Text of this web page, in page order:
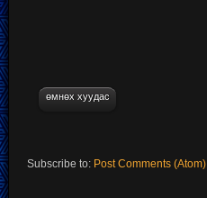
өмнөх хуудас
Subscribe to: Post Comments (Atom)